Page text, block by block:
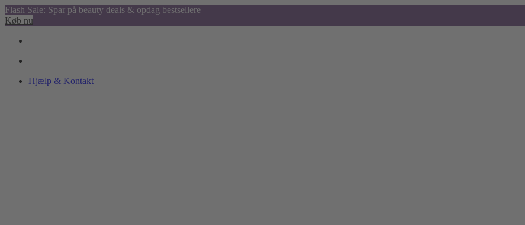
Flash Sale: Spar på beauty deals & opdag bestsellere
Køb nu
Hjælp & Kontakt